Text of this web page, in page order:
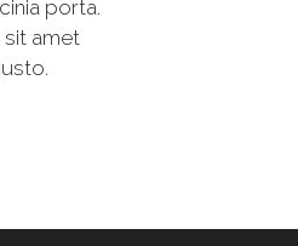
porta.
sit amet